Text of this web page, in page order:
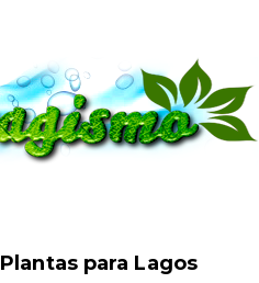
Plantas para Lagos